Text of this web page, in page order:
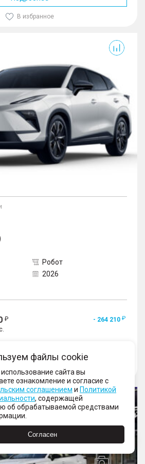
В избранное
Робот
2026
- 264 210
Подробнее
В избранное
файлы cookie
сайта вы
ознакомление и согласие с
соглашением и Политикой
, содержащей
об обрабатываемой средствами
Согласен